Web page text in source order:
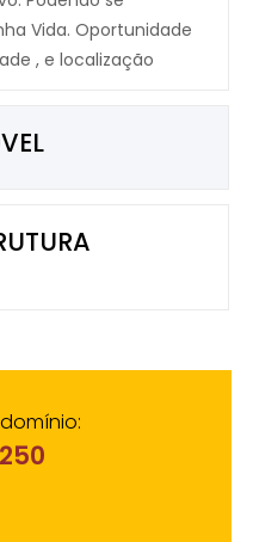
Vida. Oportunidade
, e localização